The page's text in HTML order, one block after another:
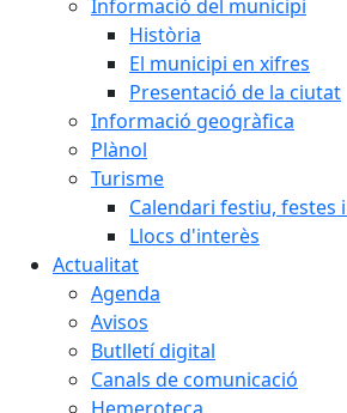
Informació del municipi
Història
El municipi en xifres
Presentació de la ciutat
Informació geogràfica
Plànol
Turisme
Calendari festiu, festes
Llocs d'interès
Actualitat
Agenda
Avisos
Butlletí digital
Canals de comunicació